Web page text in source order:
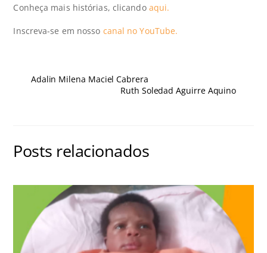
Conheça mais histórias, clicando aqui.
Inscreva-se em nosso canal no YouTube.
Adalin Milena Maciel Cabrera
Ruth Soledad Aguirre Aquino
Posts relacionados